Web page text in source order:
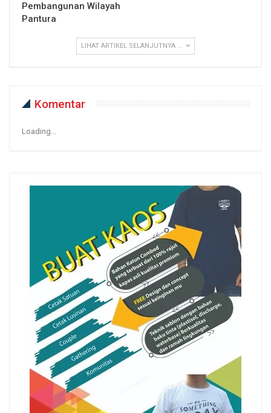
Pembangunan Wilayah
Pantura
LIHAT ARTIKEL SELANJUTNYA ...
Komentar
Loading...